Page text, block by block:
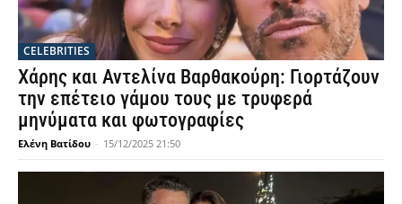
CELEBRITIES
Χάρης και Αντελίνα Βαρθακούρη: Γιορτάζουν
την επέτειο γάμου τους με τρυφερά
μηνύματα και φωτογραφίες
Ελένη Βατίδου - 15/12/2025 21:50